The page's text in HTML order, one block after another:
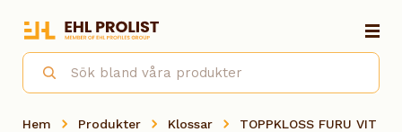
Hem Produkter Klossar TOPPKLOSS FURU VIT